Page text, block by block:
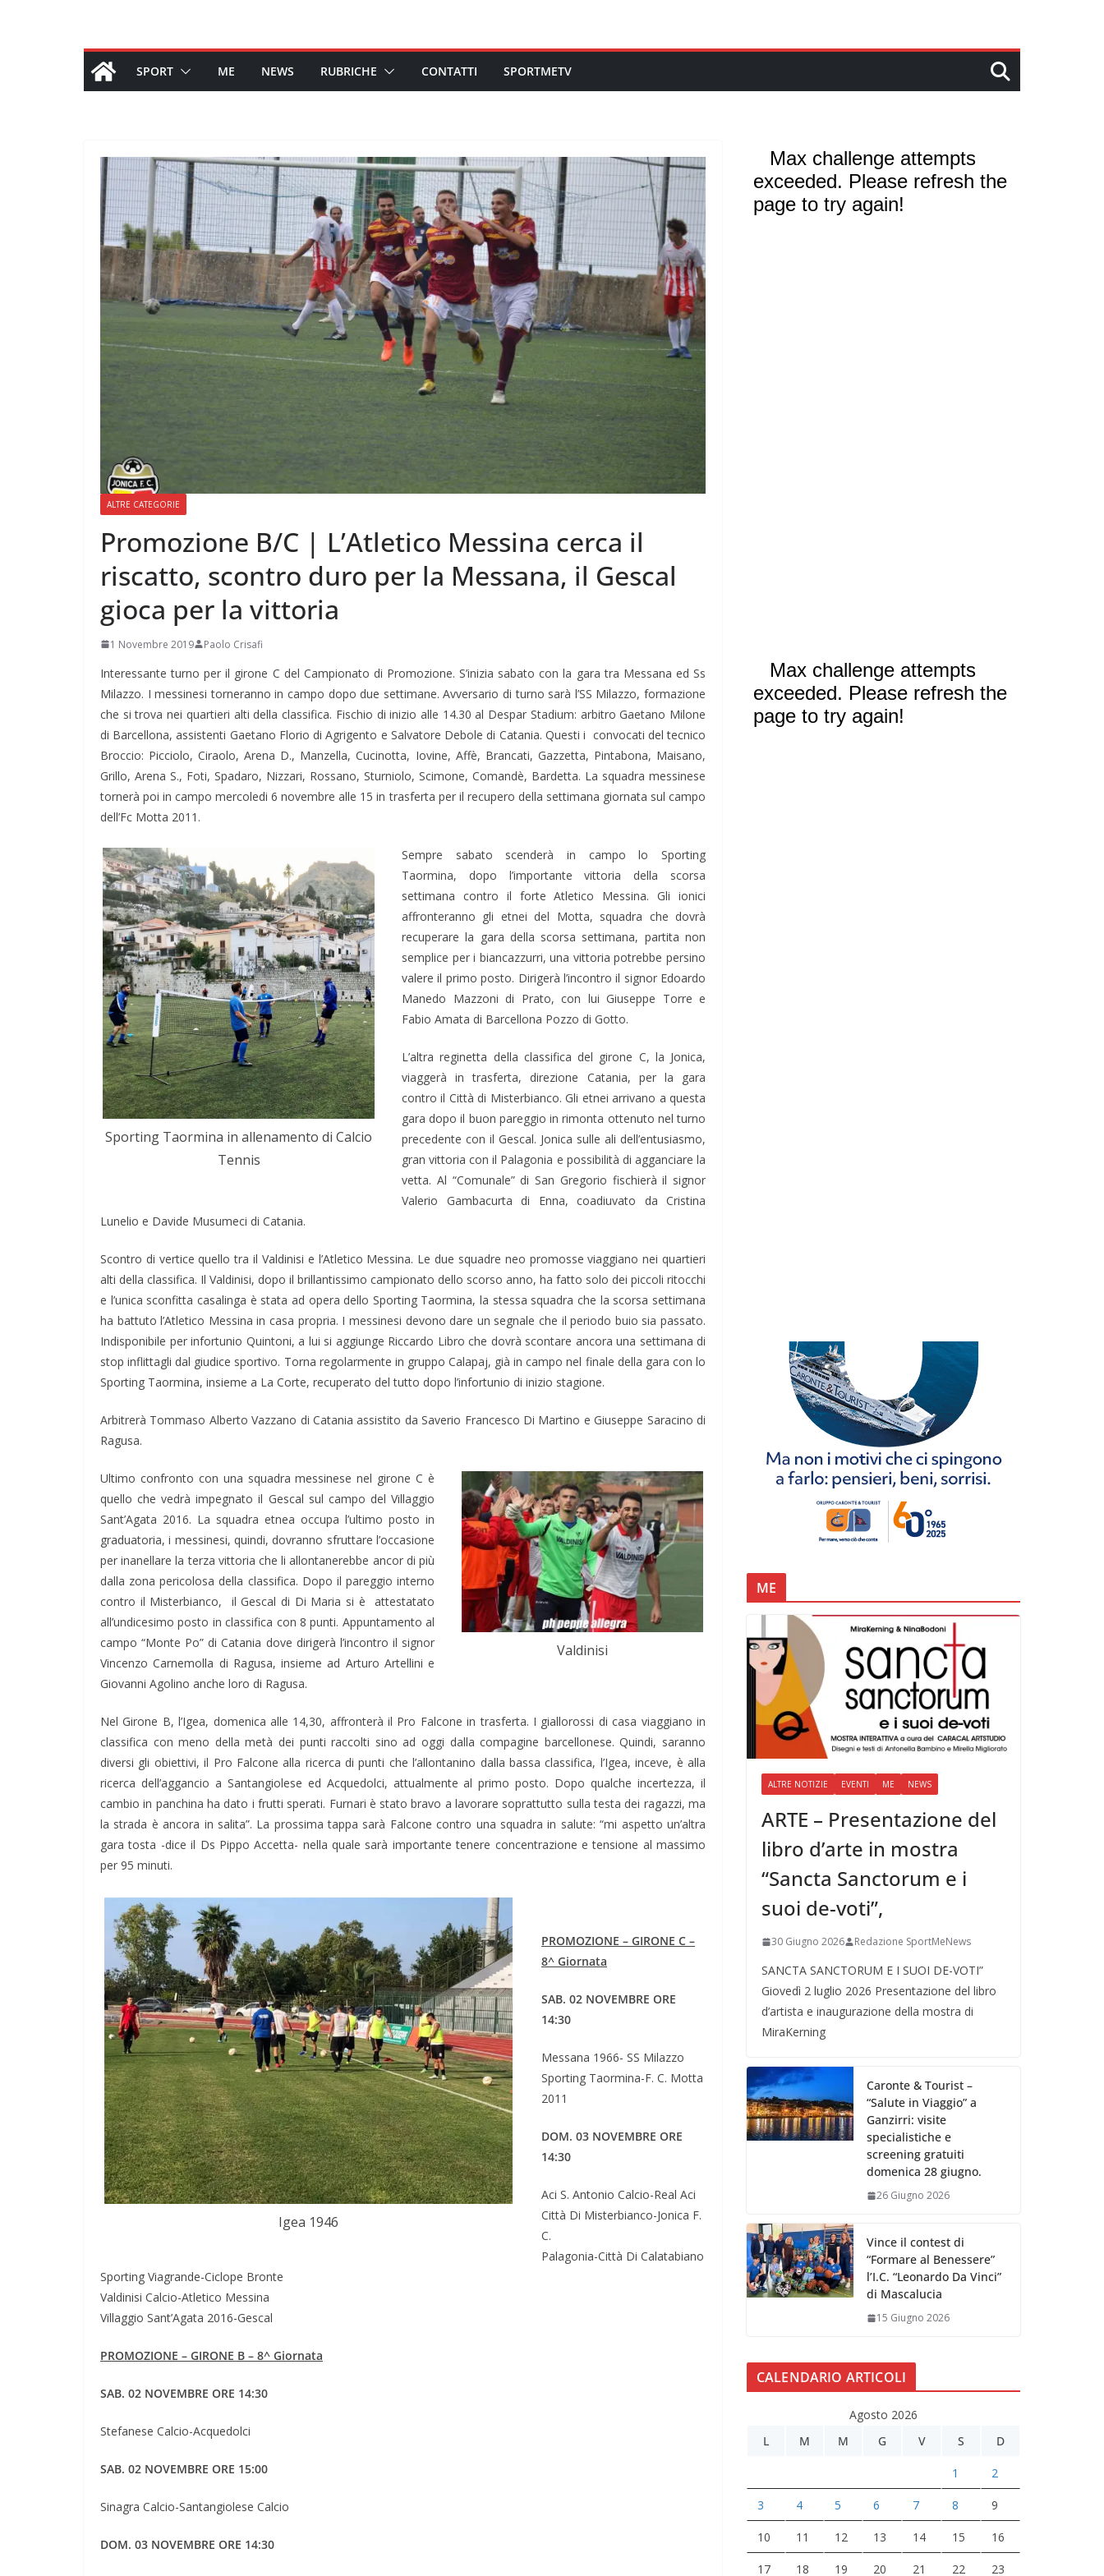
SPORT ME NEWS RUBRICHE CONTATTI SPORTMETV
ALTRE CATEGORIE
Promozione B/C | L’Atletico Messina cerca il
riscatto, scontro duro per la Messana, il Gescal
gioca per la vittoria
1 Novembre 2019 Paolo Crisafi
Interessante turno per il girone C del Campionato di Promozione. S’inizia sabato con la gara tra Messana ed Ss
Milazzo. I messinesi torneranno in campo dopo due settimane. Avversario di turno sarà l’SS Milazzo, formazione
che si trova nei quartieri alti della classifica. Fischio di inizio alle 14.30 al Despar Stadium: arbitro Gaetano Milone
di Barcellona, assistenti Gaetano Florio di Agrigento e Salvatore Debole di Catania. Questi i convocati del tecnico
Broccio: Picciolo, Ciraolo, Arena D., Manzella, Cucinotta, Iovine, Affè, Brancati, Gazzetta, Pintabona, Maisano,
Grillo, Arena S., Foti, Spadaro, Nizzari, Rossano, Sturniolo, Scimone, Comandè, Bardetta. La squadra messinese
tornerà poi in campo mercoledi 6 novembre alle 15 in trasferta per il recupero della settimana giornata sul campo
dell’Fc Motta 2011.
Sporting Taormina in allenamento di Calcio
Tennis
Sempre sabato scenderà in campo lo Sporting
Taormina, dopo l’importante vittoria della scorsa
settimana contro il forte Atletico Messina. Gli ionici
affronteranno gli etnei del Motta, squadra che dovrà
recuperare la gara della scorsa settimana, partita non
semplice per i biancazzurri, una vittoria potrebbe persino
valere il primo posto. Dirigerà l’incontro il signor Edoardo
Manedo Mazzoni di Prato, con lui Giuseppe Torre e
Fabio Amata di Barcellona Pozzo di Gotto.
L’altra reginetta della classifica del girone C, la Jonica,
viaggerà in trasferta, direzione Catania, per la gara
contro il Città di Misterbianco. Gli etnei arrivano a questa
gara dopo il buon pareggio in rimonta ottenuto nel turno
precedente con il Gescal. Jonica sulle ali dell’entusiasmo,
gran vittoria con il Palagonia e possibilità di agganciare la
vetta. Al “Comunale” di San Gregorio fischierà il signor
Valerio Gambacurta di Enna, coadiuvato da Cristina
Lunelio e Davide Musumeci di Catania.
Scontro di vertice quello tra il Valdinisi e l’Atletico Messina. Le due squadre neo promosse viaggiano nei quartieri
alti della classifica. Il Valdinisi, dopo il brillantissimo campionato dello scorso anno, ha fatto solo dei piccoli ritocchi
e l’unica sconfitta casalinga è stata ad opera dello Sporting Taormina, la stessa squadra che la scorsa settimana
ha battuto l’Atletico Messina in casa propria. I messinesi devono dare un segnale che il periodo buio sia passato.
Indisponibile per infortunio Quintoni, a lui si aggiunge Riccardo Libro che dovrà scontare ancora una settimana di
stop inflittagli dal giudice sportivo. Torna regolarmente in gruppo Calapaj, già in campo nel finale della gara con lo
Sporting Taormina, insieme a La Corte, recuperato del tutto dopo l’infortunio di inizio stagione.
Arbitrerà Tommaso Alberto Vazzano di Catania assistito da Saverio Francesco Di Martino e Giuseppe Saracino di
Ragusa.
Valdinisi
Ultimo confronto con una squadra messinese nel girone C è
quello che vedrà impegnato il Gescal sul campo del Villaggio
Sant’Agata 2016. La squadra etnea occupa l’ultimo posto in
graduatoria, i messinesi, quindi, dovranno sfruttare l’occasione
per inanellare la terza vittoria che li allontanerebbe ancor di più
dalla zona pericolosa della classifica. Dopo il pareggio interno
contro il Misterbianco, il Gescal di Di Maria si è attestatato
all’undicesimo posto in classifica con 8 punti. Appuntamento al
campo “Monte Po” di Catania dove dirigerà l’incontro il signor
Vincenzo Carnemolla di Ragusa, insieme ad Arturo Artellini e
Giovanni Agolino anche loro di Ragusa.
Nel Girone B, l’Igea, domenica alle 14,30, affronterà il Pro Falcone in trasferta. I giallorossi di casa viaggiano in
classifica con meno della metà dei punti raccolti sino ad oggi dalla compagine barcellonese. Quindi, saranno
diversi gli obiettivi, il Pro Falcone alla ricerca di punti che l’allontanino dalla bassa classifica, l’Igea, inceve, è alla
ricerca dell’aggancio a Santangiolese ed Acquedolci, attualmente al primo posto. Dopo qualche incertezza, il
cambio in panchina ha dato i frutti sperati. Furnari è stato bravo a lavorare soprattutto sulla testa dei ragazzi, ma
la strada è ancora in salita”. La prossima tappa sarà Falcone contro una squadra in salute: “mi aspetto un’altra
gara tosta -dice il Ds Pippo Accetta- nella quale sarà importante tenere concentrazione e tensione al massimo
per 95 minuti.
Igea 1946
PROMOZIONE – GIRONE C –
8^ Giornata
SAB. 02 NOVEMBRE ORE
14:30
Messana 1966- SS Milazzo
Sporting Taormina-F. C. Motta
2011
DOM. 03 NOVEMBRE ORE
14:30
Aci S. Antonio Calcio-Real Aci
Città Di Misterbianco-Jonica F.
C.
Palagonia-Città Di Calatabiano
Sporting Viagrande-Ciclope Bronte
Valdinisi Calcio-Atletico Messina
Villaggio Sant’Agata 2016-Gescal
PROMOZIONE – GIRONE B – 8^ Giornata
SAB. 02 NOVEMBRE ORE 14:30
Stefanese Calcio-Acquedolci
SAB. 02 NOVEMBRE ORE 15:00
Sinagra Calcio-Santangiolese Calcio
DOM. 03 NOVEMBRE ORE 14:30
ME
ALTRE NOTIZIE EVENTI ME NEWS
ARTE – Presentazione del
libro d’arte in mostra
“Sancta Sanctorum e i
suoi de-voti”,
30 Giugno 2026 Redazione SportMeNews
SANCTA SANCTORUM E I SUOI DE-VOTI”
Giovedì 2 luglio 2026 Presentazione del libro
d’artista e inaugurazione della mostra di
MiraKerning
Caronte & Tourist –
“Salute in Viaggio” a
Ganzirri: visite
specialistiche e
screening gratuiti
domenica 28 giugno.
26 Giugno 2026
Vince il contest di
“Formare al Benessere”
l’I.C. “Leonardo Da Vinci”
di Mascalucia
15 Giugno 2026
CALENDARIO ARTICOLI
Agosto 2026
L
M M G V S D
1 2
3 4 5 6 7 8 9
10 11 12 13 14 15 16
17 18 19 20 21 22 23